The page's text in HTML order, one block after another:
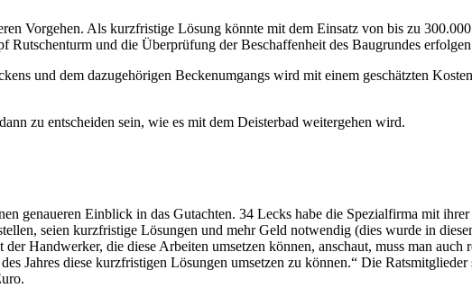
Vorgehen. Als kurzfristige Lösung könnte mit dem Einsatz von bis zu
Rutschenturm und die Überprüfung der Beschaffenheit des Baugrundes
und dem dazugehörigen Beckenumgangs wird mit einem geschätzten
zu entscheiden sein, wie es mit dem Deisterbad weitergehen wird.
genaueren Einblick in das Gutachten. 34 Lecks habe die Spezialfirma mit
seien kurzfristige Lösungen und mehr Geld notwendig (dies wurde in
Handwerker, die diese Arbeiten umsetzen können, anschaut, muss man
Jahres diese kurzfristigen Lösungen umsetzen zu können.“ Die